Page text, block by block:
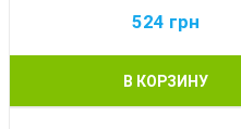
524 грн
В КОРЗИНУ